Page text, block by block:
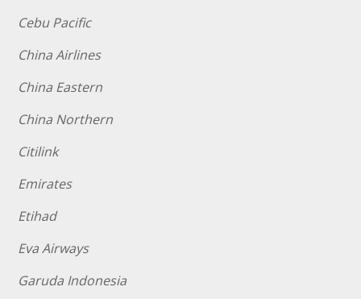
Cebu Pacific
China Airlines
China Eastern
China Northern
Citilink
Emirates
Etihad
Eva Airways
Garuda Indonesia